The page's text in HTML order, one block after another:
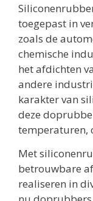
toegepast in
zoals de
chemische
het afdichten
andere
karakter van
deze
temperaturen,
Met
betrouwbare
realiseren in